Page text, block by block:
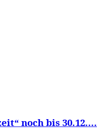
noch bis 30.12....